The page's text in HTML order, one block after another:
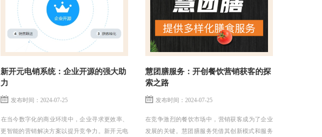
新开元电销系统：企业开源的强大助
力
发布时间：2024-07-25
​在当今数字化的商业环境中，企业寻求更效率、
更智能的营销解决方案以提升竞争力。新开元电
慧团膳服务：开创餐饮营销获客的探
索之路
发布时间：2024-07-25
​在竞争激烈的餐饮市场中，营销获客成为了企业
发展的关键。慧团膳服务凭借其创新模式和服务